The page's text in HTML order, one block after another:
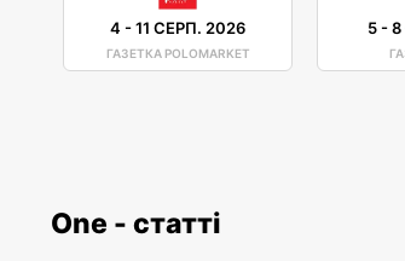
4 -11 СЕРП. 2026
ГАЗЕТКА POLOMARKET
5-8
One - статті